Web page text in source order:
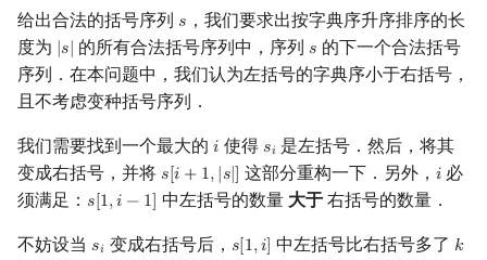
Min_25 筛
洲阁筛
类欧几里德算法
Meissel–Lehmer 算法
连分数
矩阵树定理
LGV 引理
最大团搜索算法
支配树
图上随机游走
给出合法的括号序列 𝑠
s ，我们要求出按字典序升序排序的长
度为 |𝑠|
|s 的所有合法括号序列中，序列 𝑠
s 的下一个合法括号
序列．在本问题中，我们认为左括号的字典序小于右括号，
且不考虑变种括号序列．
我们需要找到一个最大的 𝑖
i 使得 𝑠𝑖
si 是左括号．然后，将其
变成右括号，并将 𝑠[𝑖 + 1,|𝑠|]
s[i +1, |s| ] 这部分重构一下．另外， 𝑖
i 必
须满足： 𝑠[1,𝑖 − 1]
s[1,i− 1] 中左括号的数量 大于右括号的数量．
不妨设当 𝑠𝑖
si 变成右括号后， 𝑠[1,𝑖]
s[1,i] 中左括号比右括号多了 𝑘
k